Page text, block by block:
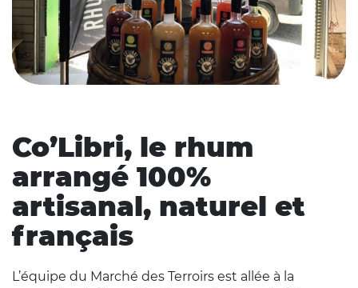
Co’Libri, le rhum
arrangé 100%
artisanal, naturel et
français
L’équipe du Marché des Terroirs est allée à la